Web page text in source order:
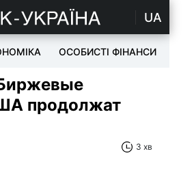
UA
ОСОБИСТІ ФІНАНСИ
продолжат
3 хв